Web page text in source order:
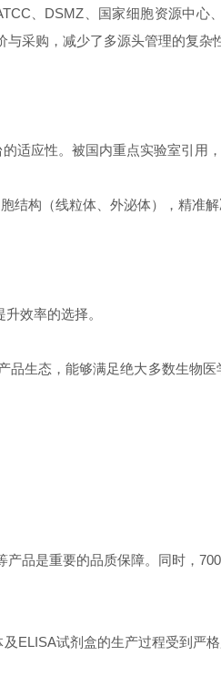
、DSMZ、国家细胞资源中心
采购，减少了多源头管理的复杂
适应性。被国内重点实验室引用
构（线粒体、外泌体），精准解
效率的选择。
生态，能够满足绝大多数生物
品是重要的品质保障。同时，
ELISA试剂盒的生产过程受到严